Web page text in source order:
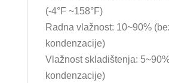
(-4°F ~158°F)
Radna vlažnost: 10~90%
kondenzacije)
Vlažnost skladištenja:
kondenzacije)